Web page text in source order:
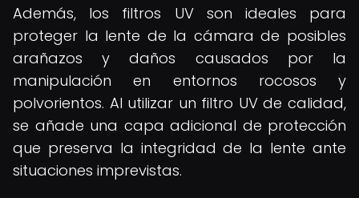
Además, los filtros UV son ideales para
proteger la lente de la cámara de posibles
arañazos y daños causados por la
manipulación en entornos rocosos y
polvorientos. Al utilizar un filtro UV de calidad,
se añade una capa adicional de protección
que preserva la integridad de la lente ante
situaciones imprevistas.